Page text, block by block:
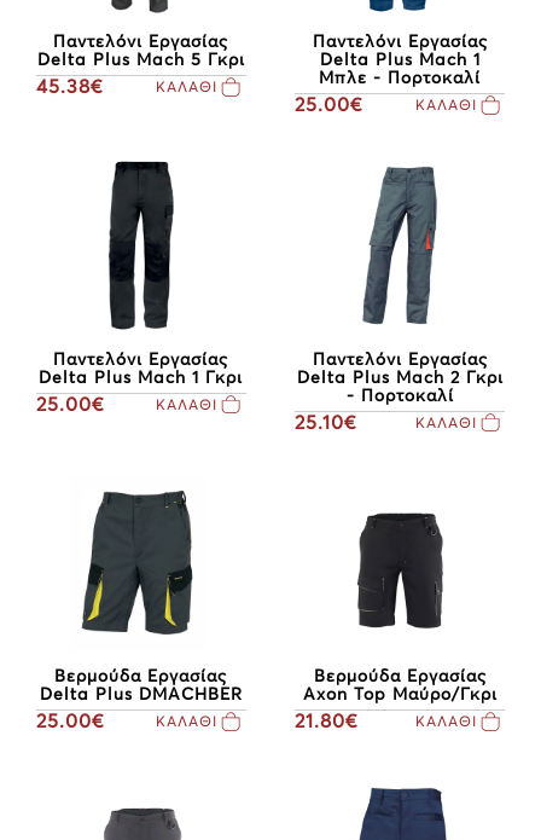
Παντελόνι Εργασίας
Delta Plus Mach 5 Γκρι
45.38€ ΚΑΛΑΘΙ
Παντελόνι Εργασίας
Delta Plus Mach 1
Μπλε - Πορτοκαλί
25.00€ ΚΑΛΑΘΙ
Παντελόνι Εργασίας
Delta Plus Mach 1 Γκρι
25.00€ ΚΑΛΑΘΙ
Παντελόνι Εργασίας
Delta Plus Mach 2 Γκρι
- Πορτοκαλί
25.10€ ΚΑΛΑΘΙ
Βερμούδα Εργασίας
Delta Plus DMACHBER
25.00€ ΚΑΛΑΘΙ
Βερμούδα Εργασίας
Axon Top Μαύρο/Γκρι
21.80€ ΚΑΛΑΘΙ